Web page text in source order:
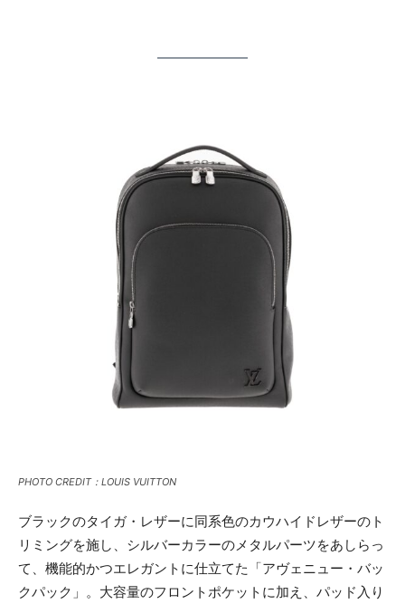
PHOTO CREDIT：LOUIS VUITTON
ブラックのタイガ・レザーに同系色のカウハイドレザーのト
リミングを施し、シルバーカラーのメタルパーツをあしらっ
て、機能的かつエレガントに仕立てた「アヴェニュー・バッ
クパック」。大容量のフロントポケットに加え、パッド入り